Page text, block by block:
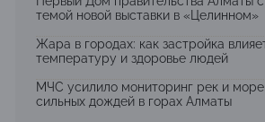
темой новой выставки в «Целинном»
Жара в городах: как застройка
температуру и здоровье людей
МЧС усилило мониторинг рек и
сильных дождей в горах Алматы